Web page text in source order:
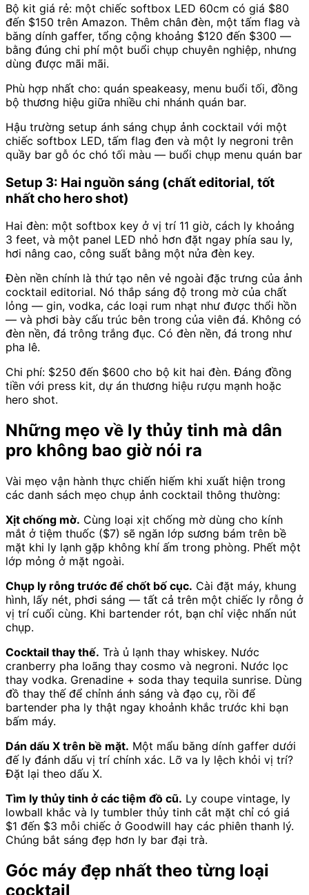
Bộ kit giá rẻ: một chiếc softbox LED 60cm có giá $80
đến $150 trên Amazon. Thêm chân đèn, một tấm flag và
băng dính gaffer, tổng cộng khoảng $120 đến $300 —
bằng đúng chi phí một buổi chụp chuyên nghiệp, nhưng
dùng được mãi mãi.
Phù hợp nhất cho: quán speakeasy, menu buổi tối, đồng
bộ thương hiệu giữa nhiều chi nhánh quán bar.
Hậu trường setup ánh sáng chụp ảnh cocktail với một
chiếc softbox LED, tấm flag đen và một ly negroni trên
quầy bar gỗ óc chó tối màu — buổi chụp menu quán bar
Setup 3: Hai nguồn sáng (chất editorial, tốt
nhất cho hero shot)
Hai đèn: một softbox key ở vị trí 11 giờ, cách ly khoảng
3 feet, và một panel LED nhỏ hơn đặt ngay phía sau ly,
hơi nâng cao, công suất bằng một nửa đèn key.
Đèn nền chính là thứ tạo nên vẻ ngoài đặc trưng của ảnh
cocktail editorial. Nó thắp sáng độ trong mờ của chất
lỏng — gin, vodka, các loại rum nhạt như được thổi hồn
— và phơi bày cấu trúc bên trong của viên đá. Không có
đèn nền, đá trông trắng đục. Có đèn nền, đá trong như
pha lê.
Chi phí: $250 đến $600 cho bộ kit hai đèn. Đáng đồng
tiền với press kit, dự án thương hiệu rượu mạnh hoặc
hero shot.
Những mẹo về ly thủy tinh mà dân
pro không bao giờ nói ra
Vài mẹo vận hành thực chiến hiếm khi xuất hiện trong
các danh sách mẹo chụp ảnh cocktail thông thường:
Xịt chống mờ. Cùng loại xịt chống mờ dùng cho kính
mắt ở tiệm thuốc ($7) sẽ ngăn lớp sương bám trên bề
mặt khi ly lạnh gặp không khí ấm trong phòng. Phết một
lớp mỏng ở mặt ngoài.
Chụp ly rỗng trước để chốt bố cục. Cài đặt máy, khung
hình, lấy nét, phơi sáng — tất cả trên một chiếc ly rỗng ở
vị trí cuối cùng. Khi bartender rót, bạn chỉ việc nhấn nút
chụp.
Cocktail thay thế. Trà ủ lạnh thay whiskey. Nước
cranberry pha loãng thay cosmo và negroni. Nước lọc
thay vodka. Grenadine + soda thay tequila sunrise. Dùng
đồ thay thế để chỉnh ánh sáng và đạo cụ, rồi để
bartender pha ly thật ngay khoảnh khắc trước khi bạn
bấm máy.
Dán dấu X trên bề mặt. Một mẩu băng dính gaffer dưới
đế ly đánh dấu vị trí chính xác. Lỡ va ly lệch khỏi vị trí?
Đặt lại theo dấu X.
Tìm ly thủy tinh ở các tiệm đồ cũ. Ly coupe vintage, ly
lowball khắc và ly tumbler thủy tinh cắt mặt chỉ có giá
$1 đến $3 mỗi chiếc ở Goodwill hay các phiên thanh lý.
Chúng bắt sáng đẹp hơn ly bar đại trà.
Góc máy đẹp nhất theo từng loại
cocktail